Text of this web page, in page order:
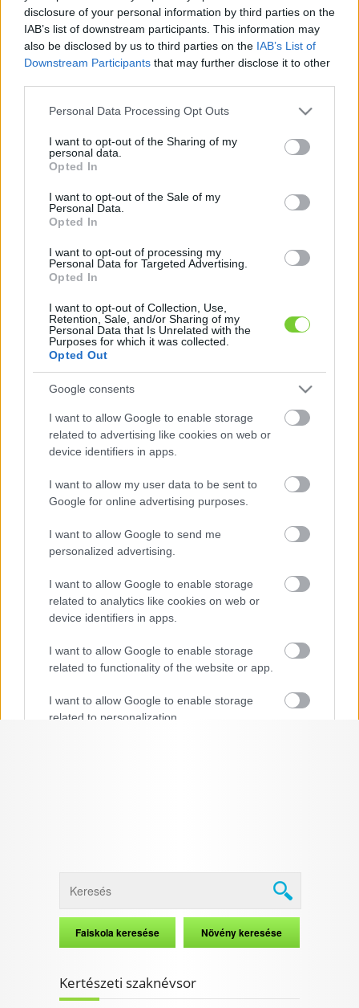
disclosure of your personal information by third parties on the
IAB’s list of downstream participants. This information may
also be disclosed by us to third parties on the IAB’s List of
Downstream Participants that may further disclose it to other
Please note that this website/app uses one or more Google
not limited to your visit or usage behaviour. You may click to
grant or deny consent to Google and its third-party tags to
use your data for below specified purposes in below Google
consent section.
Personal Data Processing Opt Outs
I want to opt-out of the Sharing of my
personal data.
Opted In
I want to opt-out of the Sale of my
Personal Data.
Opted In
I want to opt-out of processing my
Personal Data for Targeted Advertising.
Opted In
I want to opt-out of Collection, Use,
Retention, Sale, and/or Sharing of my
Personal Data that Is Unrelated with the
Purposes for which it was collected.
Opted Out
Google consents
I want to allow Google to enable storage
related to advertising like cookies on web or
device identifiers in apps.
I want to allow my user data to be sent to
Google for online advertising purposes.
I want to allow Google to send me
personalized advertising.
I want to allow Google to enable storage
related to analytics like cookies on web or
device identifiers in apps.
I want to allow Google to enable storage
related to functionality of the website or app.
I want to allow Google to enable storage
related to personalization.
Data Deletion Privacy Policy
Felhasználónév
Jelszó
rám
Elfelejtette jelszavát?
Elfelejtette felhasználónevét?
Regisztráció
Bejelentkezés
faiskola.hu
Kertészeti, kerti termékek és szolgáltatások térképes
szaknévsora
MI A FAISKOLA.HU?
143
14
13
10
16
12
7
8
6
2
3
9
14
4
2
143
14
13
10
16
12
7
6
3
14
2
Kertészeti szaknévsor